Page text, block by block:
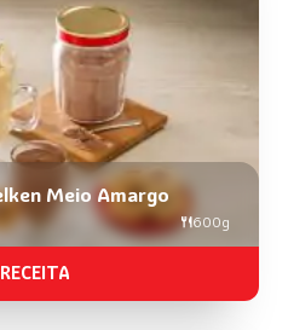
Meio Amargo
600g